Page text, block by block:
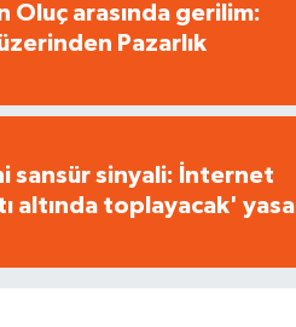
Oluç arasında gerilim:
Pazarlık
sansür sinyali: İnternet
altında toplayacak' yasa